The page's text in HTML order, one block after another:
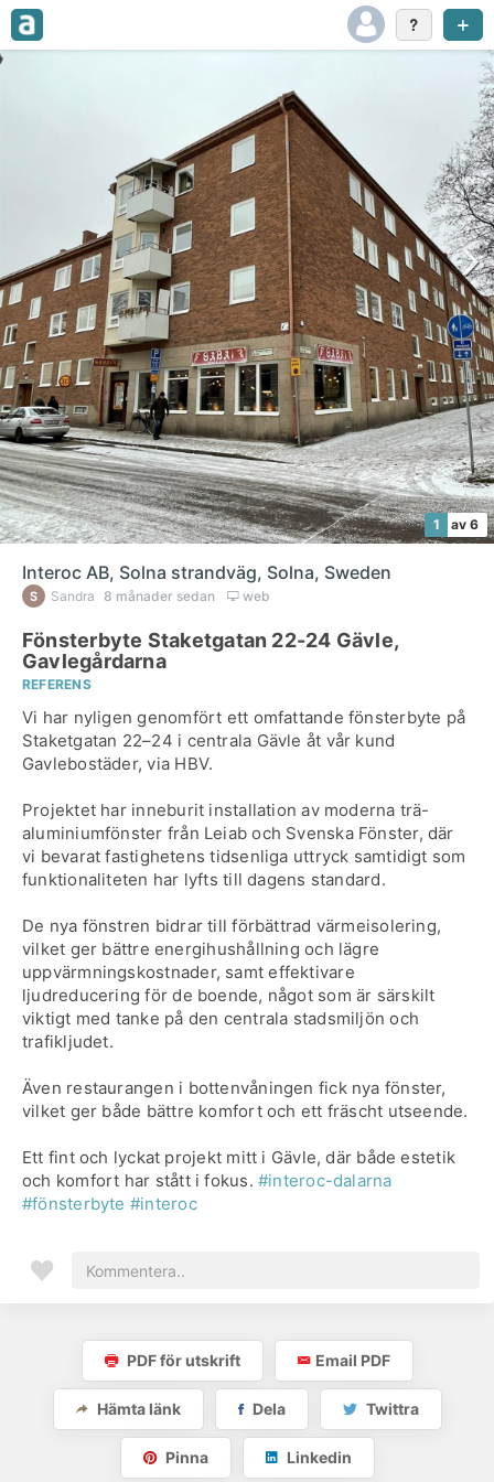
1 av 6
Interoc AB, Solna strandväg, Solna, Sweden
Sandra 8 månader sedan web
Fönsterbyte Staketgatan 22-24 Gävle,
Gavlegårdarna
REFERENS
Vi har nyligen genomfört ett omfattande fönsterbyte på
Staketgatan 22–24 i centrala Gävle åt vår kund
Gavlebostäder, via HBV.
Projektet har inneburit installation av moderna trä-
aluminiumfönster från Leiab och Svenska Fönster, där
vi bevarat fastighetens tidsenliga uttryck samtidigt som
funktionaliteten har lyfts till dagens standard.
De nya fönstren bidrar till förbättrad värmeisolering,
vilket ger bättre energihushållning och lägre
uppvärmningskostnader, samt effektivare
ljudreducering för de boende, något som är särskilt
viktigt med tanke på den centrala stadsmiljön och
trafikljudet.
Även restaurangen i bottenvåningen fick nya fönster,
vilket ger både bättre komfort och ett fräscht utseende.
Ett fint och lyckat projekt mitt i Gävle, där både estetik
och komfort har stått i fokus. #interoc-dalarna
#fönsterbyte #interoc
PDF för utskrift Email PDF
Hämta länk Dela Twittra
Pinna Linkedin